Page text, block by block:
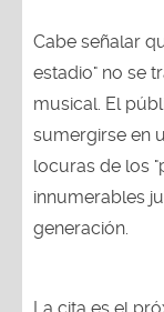
Cabe señalar
estadio" no se
musical. El
sumergirse en
locuras de los
innumerables
generación.